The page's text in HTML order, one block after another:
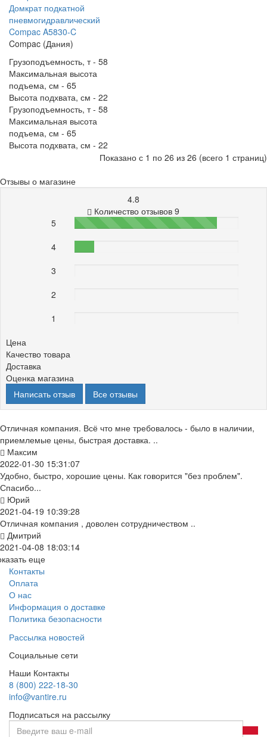
Домкрат подкатной
пневмогидравлический
Compac A5830-C
Compac (Дания)
Грузоподъемность, т - 58
Максимальная высота
подъема, см - 65
Высота подхвата, см - 22
Грузоподъемность, т - 58
Максимальная высота
подъема, см - 65
Высота подхвата, см - 22
Показано с 1 по 26 из 26 (всего 1 страниц)
Отзывы о магазине
4.8
Количество отзывов 9
5
87%
4
3
2
1
Цена
Качество товара
Доставка
Оценка магазина
Написать отзыв
Все отзывы
Отличная компания. Всё что мне требовалось - было в наличии,
приемлемые цены, быстрая доставка. ..
Максим
2022-01-30 15:31:07
Удобно, быстро, хорошие цены. Как говорится "без проблем".
Спасибо...
Юрий
2021-04-19 10:39:28
Отличная компания , доволен сотрудничеством ..
Дмитрий
2021-04-08 18:03:14
еще
Контакты
Оплата
О нас
Информация о доставке
Политика безопасности
Рассылка новостей
Социальные сети
Наши Контакты
8 (800) 222-18-30
info@vantire.ru
Подписаться на рассылку